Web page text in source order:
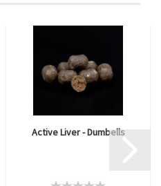
Active Liver - Dumbells